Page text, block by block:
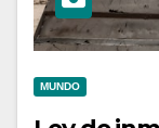
MUNDO